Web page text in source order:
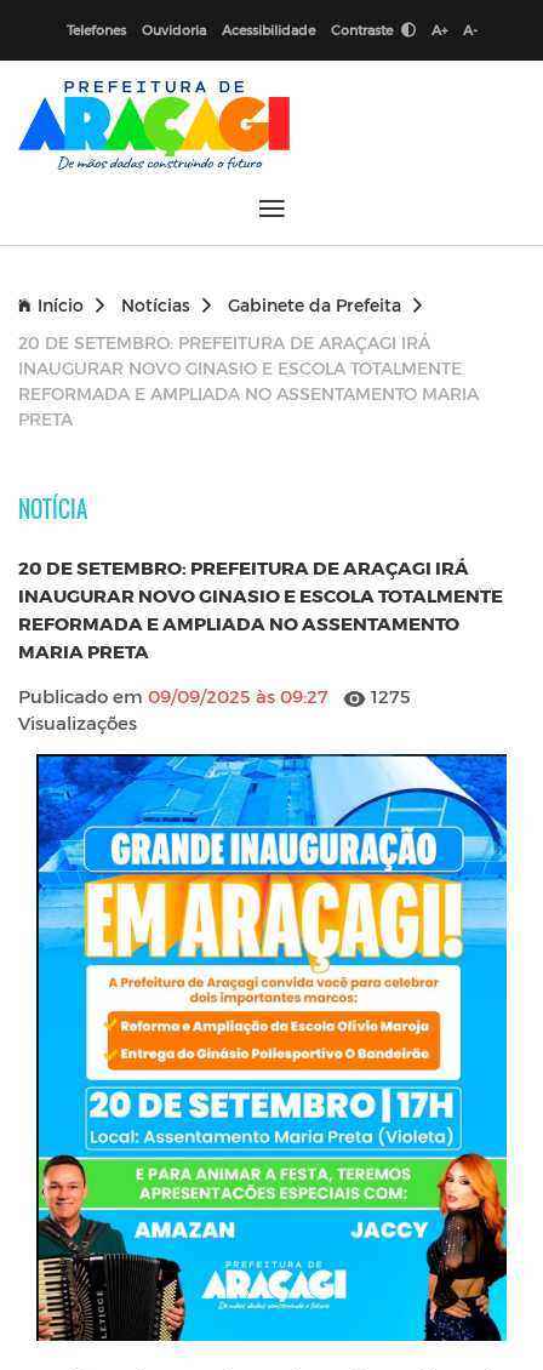
Telefones Ouvidoria Acessibilidade Contraste A+ A-
Início Notícias
Gabinete da Prefeita
20 DE SETEMBRO: PREFEITURA DE ARAÇAGI IRÁ
INAUGURAR NOVO GINASIO E ESCOLA TOTALMENTE
REFORMADA E AMPLIADA NO ASSENTAMENTO MARIA
PRETA
NOTÍCIA
20 DE SETEMBRO: PREFEITURA DE ARAÇAGI IRÁ
INAUGURAR NOVO GINASIO E ESCOLA TOTALMENTE
REFORMADA E AMPLIADA NO ASSENTAMENTO
MARIA PRETA
Publicado em 09/09/2025 às 09:27
1275
Visualizações